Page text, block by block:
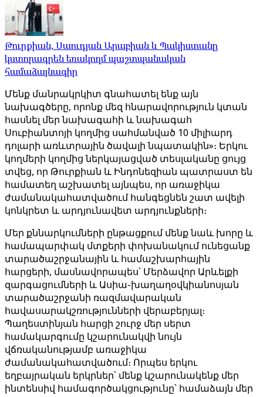
Թուրքիան, Սաուդյան Արաբիան և Պակիստանը
կստորագրեն եռակողմ պաշտպանական
համաձայնագիր
Մենք մանրակրկիտ գնահատել ենք այն
նախագծերը, որոնք մեզ հնարավորություն կտան
հասնել մեր նախագահի և նախագահ
Սուբիանտոյի կողմից սահմանված 10 միլիարդ
դոլարի առևտրային ծավալի նպատակին»։ Երկու
կողմերի կողմից ներկայացված տեսլականը ցույց
տվեց, որ Թուրքիան և Ինդոնեզիան պատրաստ են
համատեղ աշխատել այնպես, որ առաջիկա
ժամանակահատվածում հանգեցնեն շատ ավելի
կոնկրետ և արդյունավետ արդյունքների։
Մեր քննարկումների ընթացքում մենք նաև խորը և
համապարփակ մտքերի փոխանակում ունեցանք
տարածաշրջանային և համաշխարհային
հարցերի, մասնավորապես՝ Մերձավոր Արևելքի
զարգացումների և Ասիա-խաղաղօվկիանոսյան
տարածաշրջանի ռազմավարական
հավասարակշռությունների վերաբերյալ։
Պաղեստինյան հարցի շուրջ մեր սերտ
համակարգումը կշարունակվի նույն
վճռականությամբ առաջիկա
ժամանակահատվածում։ Որպես երկու
եղբայրական երկրներ՝ մենք կշարունակենք մեր
ինտենսիվ համագործակցությունը՝ համաձայն մեր